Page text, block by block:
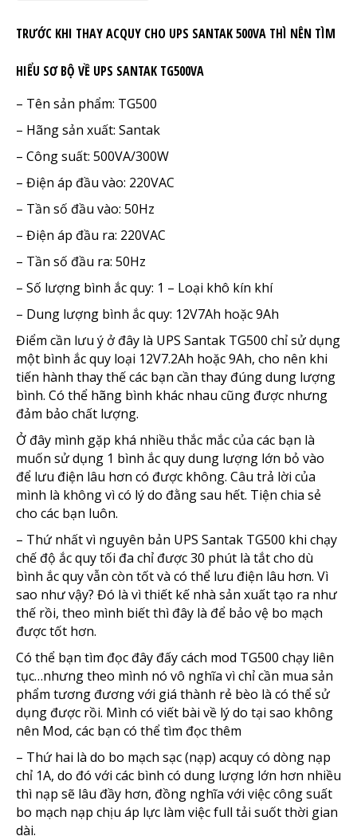
TRƯỚC KHI THAY ACQUY CHO UPS SANTAK 500VA THÌ NÊN TÌM
HIỂU SƠ BỘ VỀ UPS SANTAK TG500VA
– Tên sản phẩm: TG500
– Hãng sản xuất: Santak
– Công suất: 500VA/300W
– Điện áp đầu vào: 220VAC
– Tần số đầu vào: 50Hz
– Điện áp đầu ra: 220VAC
– Tần số đầu ra: 50Hz
– Số lượng bình ắc quy: 1 – Loại khô kín khí
– Dung lượng bình ắc quy: 12V7Ah hoặc 9Ah
Điểm cần lưu ý ở đây là UPS Santak TG500 chỉ sử dụng
một bình ắc quy loại 12V7.2Ah hoặc 9Ah, cho nên khi
tiến hành thay thế các bạn cần thay đúng dung lượng
bình. Có thể hãng bình khác nhau cũng được nhưng
đảm bảo chất lượng.
Ở đây mình gặp khá nhiều thắc mắc của các bạn là
muốn sử dụng 1 bình ắc quy dung lượng lớn bỏ vào
để lưu điện lâu hơn có được không. Câu trả lời của
mình là không vì có lý do đằng sau hết. Tiện chia sẻ
cho các bạn luôn.
– Thứ nhất vì nguyên bản UPS Santak TG500 khi chạy
chế độ ắc quy tối đa chỉ được 30 phút là tắt cho dù
bình ắc quy vẫn còn tốt và có thể lưu điện lâu hơn. Vì
sao như vậy? Đó là vì thiết kế nhà sản xuất tạo ra như
thế rồi, theo mình biết thì đây là để bảo vệ bo mạch
được tốt hơn.
Có thể bạn tìm đọc đây đấy cách mod TG500 chạy liên
tục…nhưng theo mình nó vô nghĩa vì chỉ cần mua sản
phẩm tương đương với giá thành rẻ bèo là có thể sử
dụng được rồi. Mình có viết bài về lý do tại sao không
nên Mod, các bạn có thể tìm đọc thêm
– Thứ hai là do bo mạch sạc (nạp) acquy có dòng nạp
chỉ 1A, do đó với các bình có dung lượng lớn hơn nhiều
thì nạp sẽ lâu đầy hơn, đồng nghĩa với việc công suất
bo mạch nạp chịu áp lực làm việc full tải suốt thời gian
dài.